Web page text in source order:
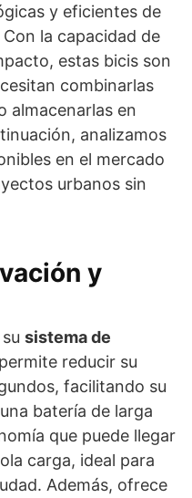
y eficientes de
la capacidad de
estas bicis son
combinarlas
almacenarlas en
analizamos
en el mercado
urbanos sin
y
sistema de
reducir su
facilitando su
batería de larga
que puede llegar
carga, ideal para
Además, ofrece